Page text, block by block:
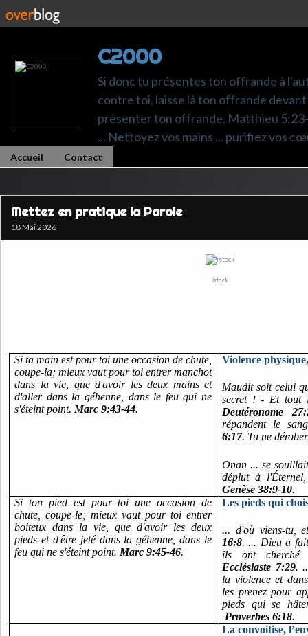
C2000
Si donc tu présentes ton offrande à
contre toi, laisse là ton offrande
présenter ton offrande. Matthieu 5:23-
... Nettoyez vos mains ... purifiez vos
Accueil Contact
Mettez en pratique la Parole
18 Mai 2026
istock
Si ta main est pour toi une occasion de chute,
coupe-la; mieux vaut pour toi entrer manchot
dans la vie, que d'avoir les deux mains et
d'aller dans la géhenne, dans le feu qui ne
s'éteint point. Marc 9:43-44.
Violence
Maudit soit celui
secret ! - Et tout
Deutéronome
répandent le
6:17. Tu ne
Onan ... se
déplut à
Genèse 38:9-10.
Si ton pied est pour toi une occasion de
chute, coupe-le; mieux vaut pour toi entrer
boiteux dans la vie, que d'avoir les deux
pieds et d'être jeté dans la géhenne, dans le
feu qui ne s'éteint point. Marc 9:45-46.
Les pieds qui
... d'où viens-tu,
16:8. ... Dieu a
ils ont cherché
Ecclésiaste 7:29.
la violence et
les prenez pour
pieds qui se
Proverbes 6:18.
La convoitise,